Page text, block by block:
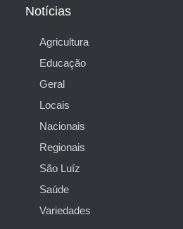
Notícias
Agricultura
Educação
Geral
Locais
Nacionais
Regionais
São Luíz
Saúde
Variedades